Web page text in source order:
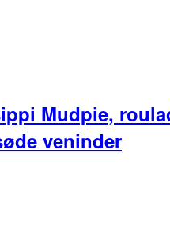
Mudpie,
veninder